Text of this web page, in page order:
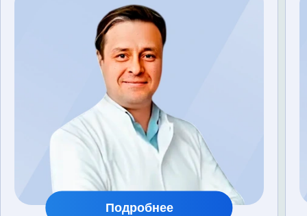
Подробнее